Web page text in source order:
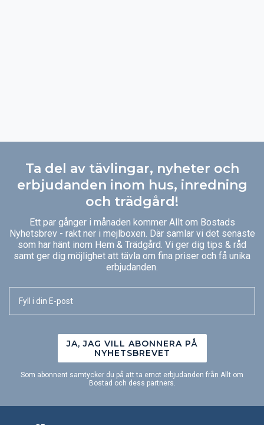
Ta del av tävlingar, nyheter och
erbjudanden inom hus, inredning
och trädgård!
Ett par gånger i månaden kommer Allt om Bostads
Nyhetsbrev - rakt ner i mejlboxen. Där samlar vi det senaste
som har hänt inom Hem & Trädgård. Vi ger dig tips & råd
samt ger dig möjlighet att tävla om fina priser och få unika
erbjudanden.
JA, JAG VILL ABONNERA PÅ
NYHETSBREVET
Som abonnent samtycker du på att ta emot erbjudanden från Allt om
Bostad och dess partners.